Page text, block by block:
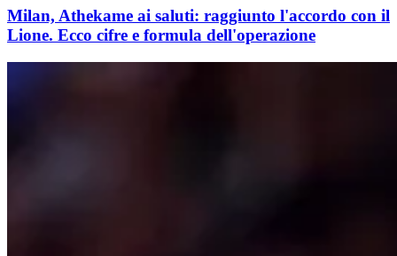
Milan, Athekame ai saluti: raggiunto l'accordo con il
Lione. Ecco cifre e formula dell'operazione